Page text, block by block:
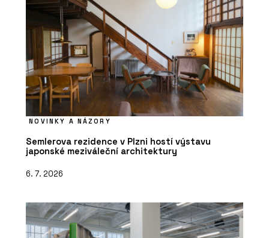
NOVINKY A NÁZORY
Semlerova rezidence v Plzni hostí výstavu
japonské meziváleční architektury
6. 7. 2026